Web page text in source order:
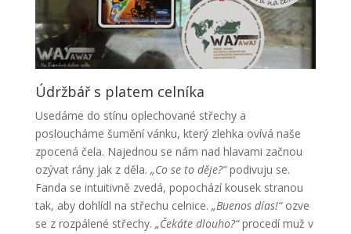
Údržbář s platem celníka
Usedáme do stínu oplechované střechy a
posloucháme šumění vánku, který zlehka ovívá naše
zpocená čela. Najednou se nám nad hlavami začnou
ozývat rány jak z děla. „Co se to děje?“podivuju se.
Fanda se intuitivně zvedá, popochází kousek stranou
tak, aby dohlídl na střechu celnice. „Buenos días!“ozve
se z rozpálené střechy. „Čekáte dlouho?“procedí muž v